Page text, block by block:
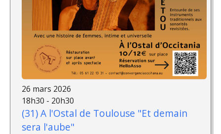
26 mars 2026
18h30 - 20h30
(31) A l'Ostal de Toulouse "Et demain
sera l'aube"